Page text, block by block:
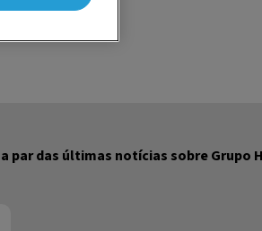
par das últimas notícias sobre Grupo